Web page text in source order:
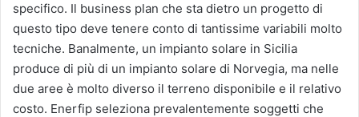
specifico. Il business plan che sta dietro un progetto di
questo tipo deve tenere conto di tantissime variabili molto
tecniche. Banalmente, un impianto solare in Sicilia
produce di più di un impianto solare di Norvegia, ma nelle
due aree è molto diverso il terreno disponibile e il relativo
costo. Enerfip seleziona prevalentemente soggetti che